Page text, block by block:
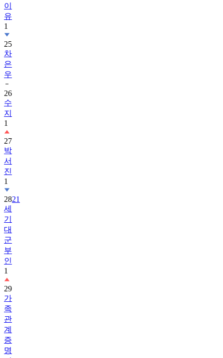
이
유
1
25
차
은
우
26
수
지
1
27
박
서
진
1
2821
세
기
대
군
부
인
1
29
가
족
관
계
증
명